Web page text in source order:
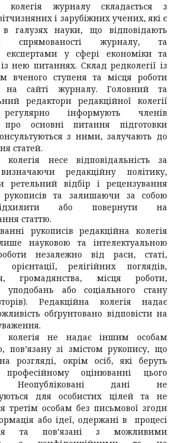
колегія журналу складається з
і зарубіжних учених, які є
галузях науки, що відповідають
спрямованості журналу, та
експертами у сфері економіки та
нею питаннях. Склад редколегії із
вченого ступеня та місця роботи
на сайті журналу. Головний та
редактори редакційної колегії
інформують членів
про основні питання підготовки
з ними, залучають до
статей.
колегія несе відповідальність за
редакційну політику,
ретельний відбір і рецензування
рукописів та залишаючи за собою
або повернути на
статтю.
рукописів редакційна колегія
науковою та інтелектуальною
незалежно від раси, статі,
орієнтації, релігійних поглядів,
громадянства, місця роботи,
уподобань або соціального стану
Редакційна колегія надає
обґрунтовано відповісти на
колегія не надає іншим особам
пов’язану зі змістом рукопису, що
розгляді, окрім осіб, які беруть
оцінюванні цього
Неопубліковані дані не
для особистих цілей та не
третім особам без письмової згоди
або ідеї, одержані в процесі
та пов’язані з можливими